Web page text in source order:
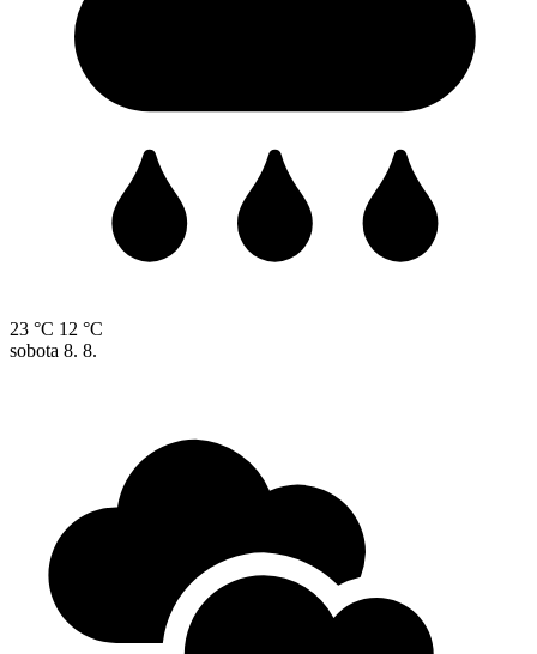
23 °C 12 °C
sobota 8. 8.